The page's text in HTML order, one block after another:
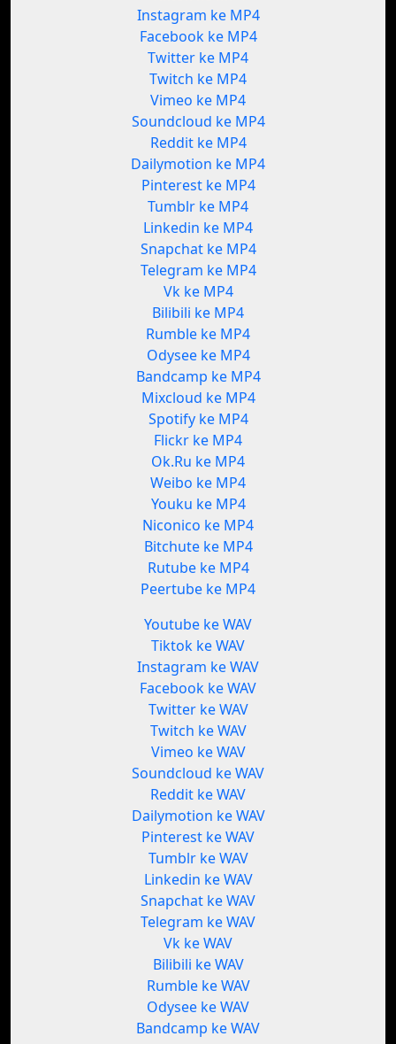
Instagram ke MP4
Facebook ke MP4
Twitter ke MP4
Twitch ke MP4
Vimeo ke MP4
Soundcloud ke MP4
Reddit ke MP4
Dailymotion ke MP4
Pinterest ke MP4
Tumblr ke MP4
Linkedin ke MP4
Snapchat ke MP4
Telegram ke MP4
Vk ke MP4
Bilibili ke MP4
Rumble ke MP4
Odysee ke MP4
Bandcamp ke MP4
Mixcloud ke MP4
Spotify ke MP4
Flickr ke MP4
Ok.Ru ke MP4
Weibo ke MP4
Youku ke MP4
Niconico ke MP4
Bitchute ke MP4
Rutube ke MP4
Peertube ke MP4
Youtube ke WAV
Tiktok ke WAV
Instagram ke WAV
Facebook ke WAV
Twitter ke WAV
Twitch ke WAV
Vimeo ke WAV
Soundcloud ke WAV
Reddit ke WAV
Dailymotion ke WAV
Pinterest ke WAV
Tumblr ke WAV
Linkedin ke WAV
Snapchat ke WAV
Telegram ke WAV
Vk ke WAV
Bilibili ke WAV
Rumble ke WAV
Odysee ke WAV
Bandcamp ke WAV